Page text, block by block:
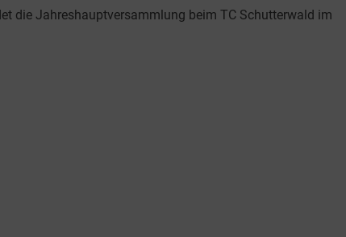
die Jahreshauptversammlung beim TC Schutterwald im